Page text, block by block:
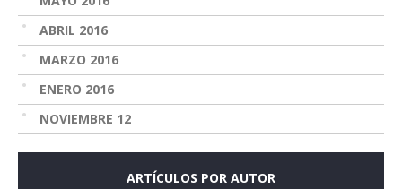
ABRIL 2016
MARZO 2016
ENERO 2016
NOVIEMBRE 12
ARTÍCULOS POR AUTOR